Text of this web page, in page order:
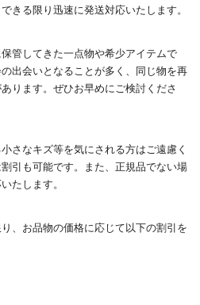
きる限り迅速に発送対応いたします。
管してきた一点物や希少アイテムで
出会いとなることが多く、同じ物を再
ります。ぜひお早めにご検討くださ
さなキズ等を気にされる方はご遠慮く
引も可能です。また、正規品でない場
たします。
、お品物の価格に応じて以下の割引を